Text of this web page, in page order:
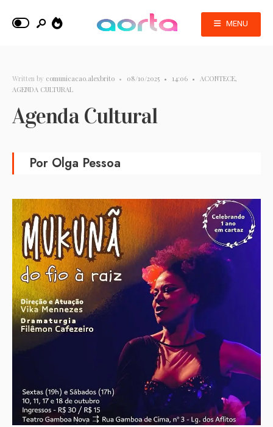
MENU
Written by comunicacao.alexbrito • 08/10/2025 • 14:06 • ACONTECE,
AGENDA CULTURAL
Agenda Cultural
Por Olga Pessoa